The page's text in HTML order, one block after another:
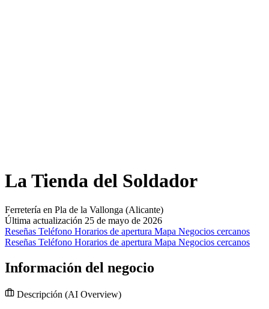
La Tienda del Soldador
Ferretería en Pla de la Vallonga (Alicante)
Última actualización 25 de mayo de 2026
Reseñas Teléfono Horarios de apertura Mapa Negocios cercanos
Reseñas Teléfono Horarios de apertura Mapa Negocios cercanos
Información del negocio
Descripción (AI Overview)